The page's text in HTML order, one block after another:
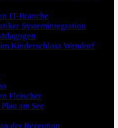
IT-Branche
Systemintegration
Kinderschloss Wendorf
Fleischer
am See
der Rezeption